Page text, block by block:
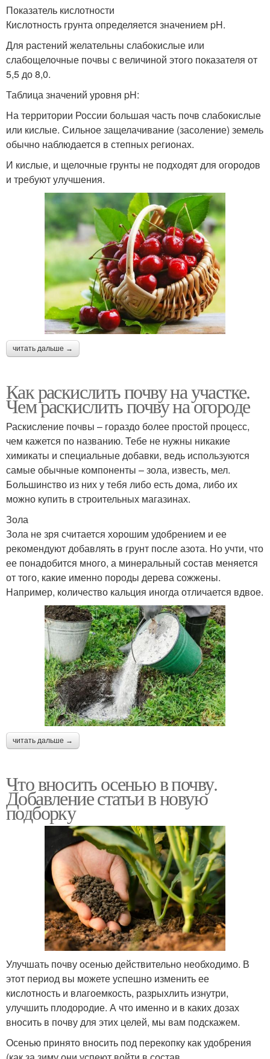
Показатель кислотности
Кислотность грунта определяется значением pH.
Для растений желательны слабокислые или
слабощелочные почвы с величиной этого показателя от
5,5 до 8,0.
Таблица значений уровня pH:
На территории России большая часть почв слабокислые
или кислые. Сильное защелачивание (засоление) земель
обычно наблюдается в степных регионах.
И кислые, и щелочные грунты не подходят для огородов
и требуют улучшения.
читать дальше →
Как раскислить почву на участке.
Чем раскислить почву на огороде
Раскисление почвы – гораздо более простой процесс,
чем кажется по названию. Тебе не нужны никакие
химикаты и специальные добавки, ведь используются
самые обычные компоненты – зола, известь, мел.
Большинство из них у тебя либо есть дома, либо их
можно купить в строительных магазинах.
Зола
Зола не зря считается хорошим удобрением и ее
рекомендуют добавлять в грунт после азота. Но учти, что
ее понадобится много, а минеральный состав меняется
от того, какие именно породы дерева сожжены.
Например, количество кальция иногда отличается вдвое.
читать дальше →
Что вносить осенью в почву.
Добавление статьи в новую
подборку
Улучшать почву осенью действительно необходимо. В
этот период вы можете успешно изменить ее
кислотность и влагоемкость, разрыхлить изнутри,
улучшить плодородие. А что именно и в каких дозах
вносить в почву для этих целей, мы вам подскажем.
Осенью принято вносить под перекопку как удобрения